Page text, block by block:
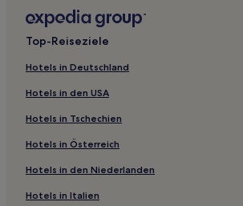
Waihaha Hotels
Hotels nahe Taupō Hot Springs
Five Mile Bay: Hotels
Tokaanu Hotels
Waitahanui Hotels
Tauhara Forest Hotels
Top-Reiseziele
Hotels in Deutschland
Hotels in den USA
Hotels in Tschechien
Hotels in Österreich
Hotels in den Niederlanden
Hotels in Italien